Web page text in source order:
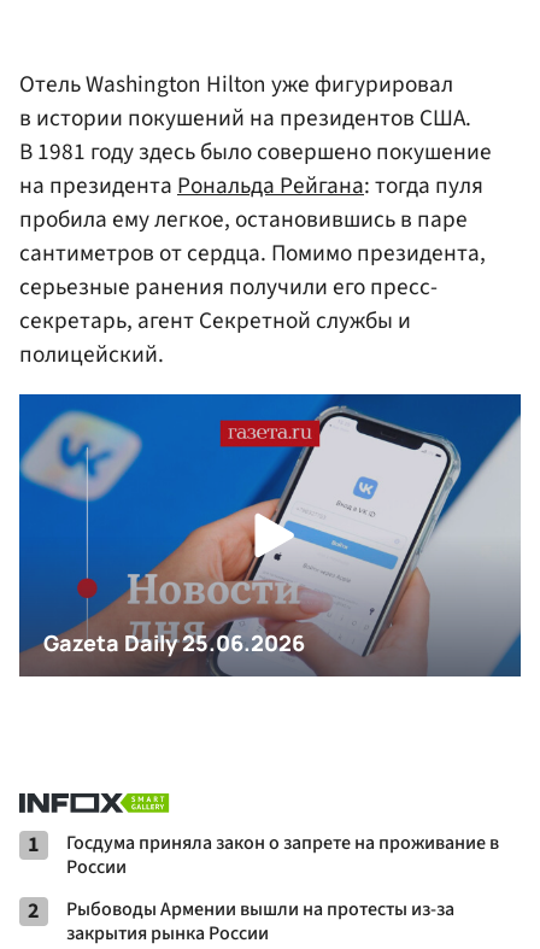
Отель Washington Hilton уже фигурировал
в истории покушений на президентов США.
В 1981 году здесь было совершено покушение
на президентаРональда Рейгана: тогда пуля
пробила ему легкое, остановившись в паре
сантиметров от сердца. Помимо президента,
серьезные ранения получили его пресс-
секретарь, агент Секретной службы и
полицейский.
1
Госдума приняла закон о запрете на проживание в
России
2
Рыбоводы Армении вышли на протесты из-за
закрытия рынка России